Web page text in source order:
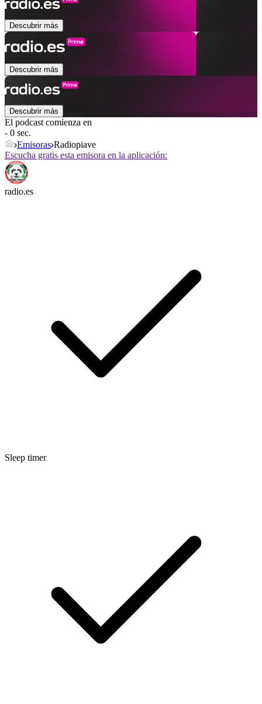
Descubrir más
Descubrir más
Descubrir más
El podcast comienza en
- 0 sec.
Emisoras Radiopiave
Escucha gratis esta emisora en la aplicación:
radio.es
Sleep timer